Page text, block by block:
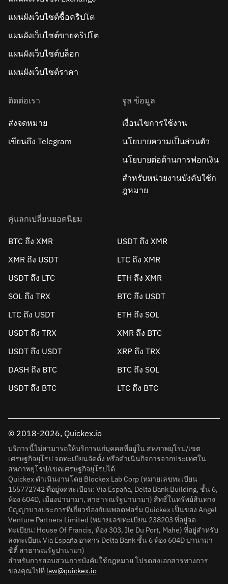
แผนผังเว็บไซต์ซื้อคริปโต
แผนผังเว็บไซต์ขายคริปโต
แผนผังเว็บไซต์บล็อก
แผนผังเว็บไซต์ราคา
ติดต่อเรา
ส่งจดหมาย
เขียนถึง Telegram
จูล ข้อมูล
เงื่อนไขการใช้งาน
นโยบายความเป็นส่วนตัว
นโยบายต่อต้านการฟอกเงิน
สำหรับหน่วยงานบังคับใช้ก
ฎหมาย
คู่แลกเปลี่ยนยอดนิยม
BTC ถึง XMR
USDT ถึง XMR
XMR ถึง USDT
LTC ถึง XMR
USDT ถึง LTC
ETH ถึง XMR
SOL ถึง TRX
BTC ถึง USDT
LTC ถึง USDT
ETH ถึง SOL
USDT ถึง TRX
XMR ถึง BTC
USDT ถึง USDT
XRP ถึง TRX
DASH ถึง BTC
BTC ถึง SOL
USDT ถึง BTC
LTC ถึง BTC
© 2018-2026, Quickex.io
บริการนี้ไม่สามารถให้บริการแก่บุคคลที่อยู่ใน สหภาพยุโรป/เขต
เศรษฐกิจยุโรป จดทะเบียนจัดตั้ง หรือดำเนินกิจการจากประเทศใน
สหภาพยุโรป/เขตเศรษฐกิจยุโรปได้
Quickex ดำเนินงานโดย Blockex Lab Corp (หมายเลขทะเบียน
155772742 ที่อยู่จดทะเบียน: Via España, Delta Bank Building, ชั้น 6,
ห้อง 604D, เมืองปานามา, สาธารณรัฐปานามา) สิทธิ์ในทรัพย์สินทาง
ปัญญาบางประการที่เกี่ยวข้องกับแพลตฟอร์ม Quickex เป็นของ Angel
Venture Partners Limited (หมายเลขทะเบียน 238203 ที่อยู่จด
ทะเบียน: House Of Francis, ห้อง 303, Ile Du Port, Mahe) ที่อยู่สำหรับ
ลงทะเบียน Via España อาคาร Delta Bank ชั้น 6 ห้อง 604D ปานามา
ซิตี้ สาธารณรัฐปานามา)
สำหรับการสอบสวนการบังคับใช้กฎหมาย โปรดส่งเอกสารทางการ
ของคุณไปที่ law@quickex.io